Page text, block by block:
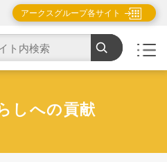
アークスグループ各サイト
しへの貢献